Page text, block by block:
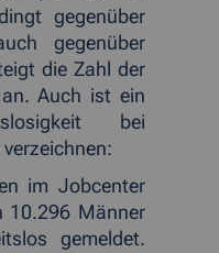
gegenüber
gegenüber
die Zahl der
Auch ist ein
bei
im Jobcenter
10.296 Männer
gemeldet.